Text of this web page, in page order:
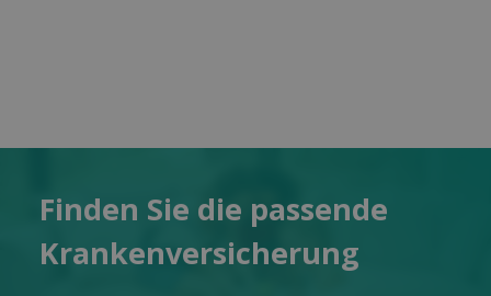
Finden Sie die pas­sende
Kranken­versicherung